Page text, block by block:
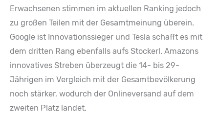
Erwachsenen stimmen im aktuellen Ranking jedoch
zu großen Teilen mit der Gesamtmeinung überein.
Google ist Innovationssieger und Tesla schafft es mit
dem dritten Rang ebenfalls aufs Stockerl. Amazons
innovatives Streben überzeugt die 14- bis 29-
Jährigen im Vergleich mit der Gesamtbevölkerung
noch stärker, wodurch der Onlineversand auf dem
zweiten Platz landet.